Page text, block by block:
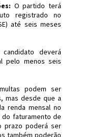
O partido terá
registrado no
até seis meses
deverá
pelo menos seis
podem ser
mas desde que a
renda mensal no
faturamento de
prazo poderá ser
também poderão